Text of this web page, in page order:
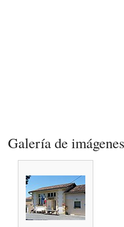
Galería de imágenes